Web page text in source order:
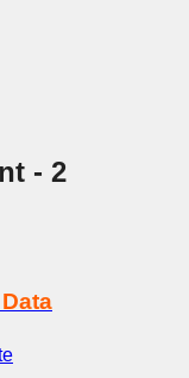
- 2